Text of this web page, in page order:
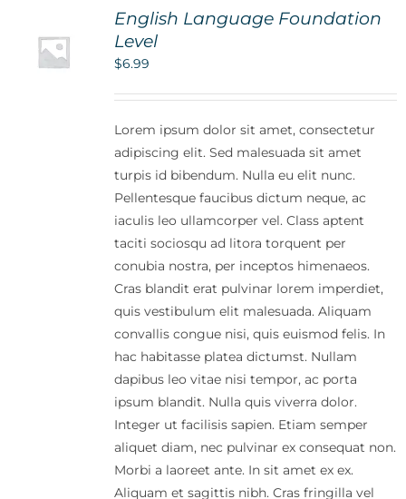
English Language Foundation
Level
$6.99
Lorem ipsum dolor sit amet, consectetur
adipiscing elit. Sed malesuada sit amet
turpis id bibendum. Nulla eu elit nunc.
Pellentesque faucibus dictum neque, ac
iaculis leo ullamcorper vel. Class aptent
taciti sociosqu ad litora torquent per
conubia nostra, per inceptos himenaeos.
Cras blandit erat pulvinar lorem imperdiet,
quis vestibulum elit malesuada. Aliquam
convallis congue nisi, quis euismod felis. In
hac habitasse platea dictumst. Nullam
dapibus leo vitae nisi tempor, ac porta
ipsum blandit. Nulla quis viverra dolor.
Integer ut facilisis sapien. Etiam semper
aliquet diam, nec pulvinar ex consequat non.
Morbi a laoreet ante. In sit amet ex ex.
Aliquam et sagittis nibh. Cras fringilla vel